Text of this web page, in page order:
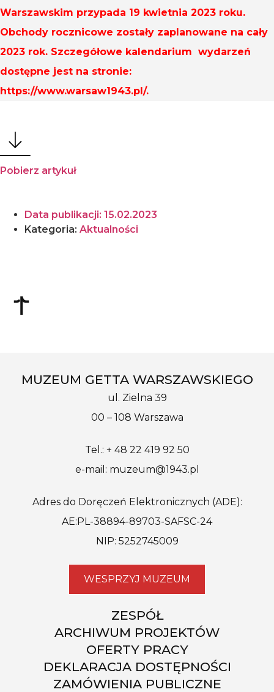
Warszawskim przypada 19 kwietnia 2023 roku.
Obchody rocznicowe zostały zaplanowane na cały
2023 rok. Szczegółowe kalendarium wydarzeń
dostępne jest na stronie:
https://www.warsaw1943.pl/.
Pobierz artykuł
Data publikacji: 15.02.2023
Kategoria: Aktualności
MUZEUM GETTA WARSZAWSKIEGO
ul. Zielna 39
00 – 108 Warszawa
Tel.: + 48 22 419 92 50
e-mail: muzeum@1943.pl
Adres do Doręczeń Elektronicznych (ADE):
AE:PL-38894-89703-SAFSC-24
NIP: 5252745009
WESPRZYJ MUZEUM
ZESPÓŁ
ARCHIWUM PROJEKTÓW
OFERTY PRACY
DEKLARACJA DOSTĘPNOŚCI
ZAMÓWIENIA PUBLICZNE